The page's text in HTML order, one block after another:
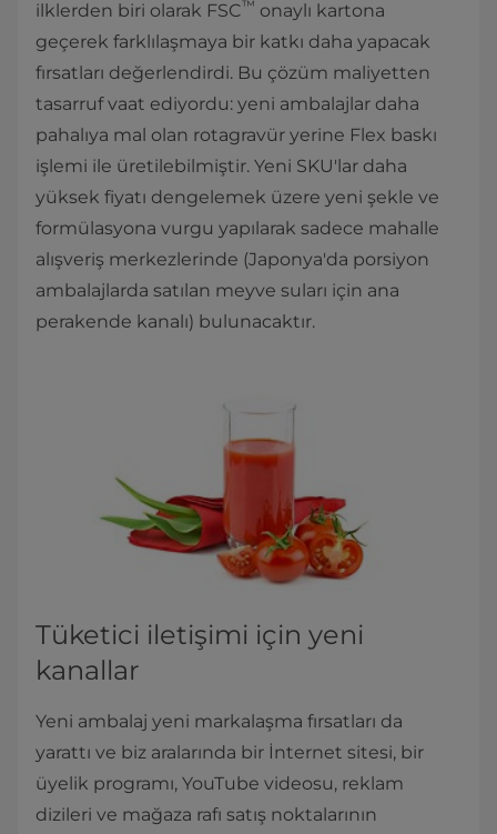
ilklerden biri olarak FSC™ onaylı kartona
geçerek farklılaşmaya bir katkı daha yapacak
fırsatları değerlendirdi. Bu çözüm maliyetten
tasarruf vaat ediyordu: yeni ambalajlar daha
pahalıya mal olan rotagravür yerine Flex baskı
işlemi ile üretilebilmiştir. Yeni SKU'lar daha
yüksek fiyatı dengelemek üzere yeni şekle ve
formülasyona vurgu yapılarak sadece mahalle
alışveriş merkezlerinde (Japonya'da porsiyon
ambalajlarda satılan meyve suları için ana
perakende kanalı) bulunacaktır.
Tüketici iletişimi için yeni
kanallar
Yeni ambalaj yeni markalaşma fırsatları da
yarattı ve biz aralarında bir İnternet sitesi, bir
üyelik programı, YouTube videosu, reklam
dizileri ve mağaza rafı satış noktalarının